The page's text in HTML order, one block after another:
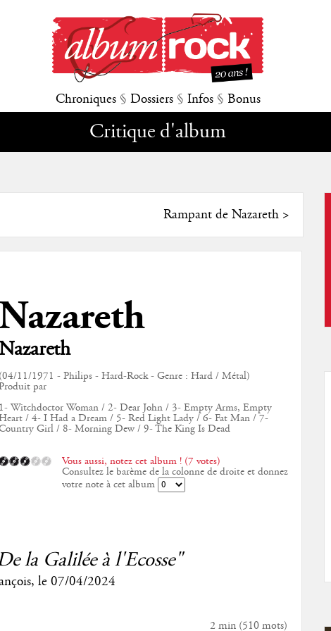
Chroniques § Dossiers § Infos § Bonus
Critique d'album
Rampant de Nazareth>
11/1971 - Philips - Hard-Rock - Genre : Hard / Métal)
par
Witchdoctor Woman / 2- Dear John / 3- Empty Arms, Empty
/ 4- I Had a Dream / 5- Red Light Lady / 6- Fat Man / 7-
Girl / 8- Morning Dew / 9- The King Is Dead
Vous aussi, notez cet album ! (7 votes)
Consultez le barème de la colonne de droite et donnez
votre note à cet album
la Galilée à l'Ecosse"
, le 07/04/2024
2 min(510mots)